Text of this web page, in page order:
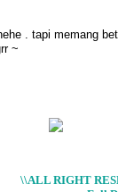
. tapi memang
~
\\ALL RIGHT